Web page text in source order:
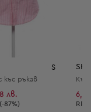
S
къс ръкав
лв.
цена:
87%) RRP